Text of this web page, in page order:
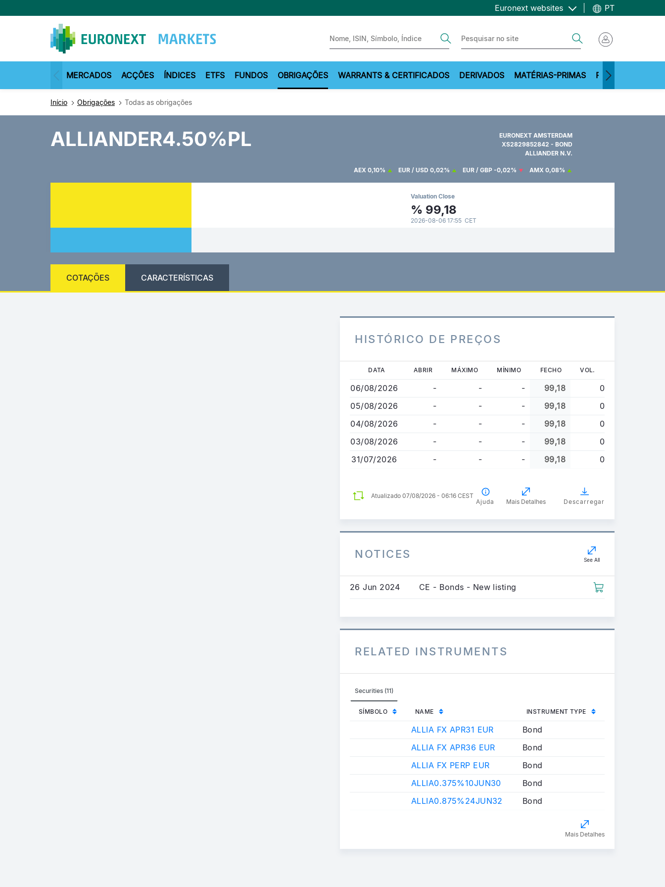
para
Euronext websites PT
MERCADOS ACÇÕES ÍNDICES ETFS FUNDOS OBRIGAÇÕES WARRANTS & CERTIFICADOS DERIVADOS MATÉRIAS-PRIMAS RECURSOS
Início Obrigações Todas as obrigações
ALLIANDER4.50%PL
EURONEXT AMSTERDAM
XS2829852842 - BOND
ALLIANDER N.V.
AEX 0,10% EUR / USD 0,02% EUR / GBP -0,02% AMX 0,08%
Valuation Close
% 99,18
2026-08-06 17:55 CET
COTAÇÕES CARACTERÍSTICAS
HISTÓRICO DE PREÇOS
Passar
o
conteúdo
DATA ABRIR MÁXIMO MÍNIMO FECHO VOL.
06/08/2026 - - - 99,18
0
05/08/2026
- - - 99,18
0
04/08/2026
- - - 99,18
0
03/08/2026
- - - 99,18
0
31/07/2026
- - - 99,18 0
Atualizado 07/08/2026 - 06:16 CEST
Ajuda
Mais Detalhes Descarregar
NOTICES See All
26 Jun 2024 CE - Bonds - New listing
RELATED INSTRUMENTS
Securities (11)
SÍMBOLO NAME INSTRUMENT TYPE
ALLIA FX APR31 EUR
Bond
ALLIA FX APR36 EUR
Bond
ALLIA FX PERP EUR
Bond
ALLIA0.375%10JUN30
Bond
ALLIA0.875%24JUN32
Bond
Mais Detalhes